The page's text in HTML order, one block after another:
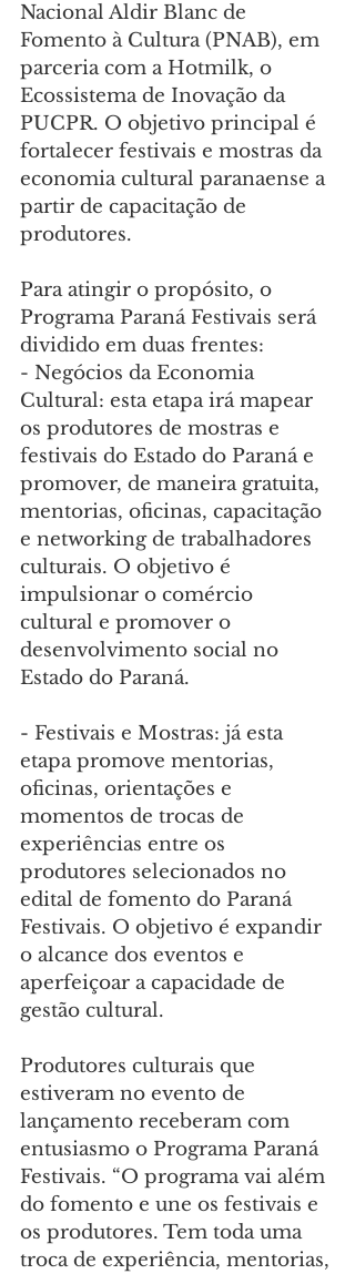
Nacional Aldir Blanc de
Fomento à Cultura (PNAB), em
parceria com a Hotmilk, o
Ecossistema de Inovação da
PUCPR. O objetivo principal é
fortalecer festivais e mostras da
economia cultural paranaense a
partir de capacitação de
produtores.
Para atingir o propósito, o
Programa Paraná Festivais será
dividido em duas frentes:
- Negócios da Economia
Cultural: esta etapa irá mapear
os produtores de mostras e
festivais do Estado do Paraná e
promover, de maneira gratuita,
mentorias, oficinas, capacitação
e networking de trabalhadores
culturais. O objetivo é
impulsionar o comércio
cultural e promover o
desenvolvimento social no
Estado do Paraná.
- Festivais e Mostras: já esta
etapa promove mentorias,
oficinas, orientações e
momentos de trocas de
experiências entre os
produtores selecionados no
edital de fomento do Paraná
Festivais. O objetivo é expandir
o alcance dos eventos e
aperfeiçoar a capacidade de
gestão cultural.
Produtores culturais que
estiveram no evento de
lançamento receberam com
entusiasmo o Programa Paraná
Festivais. “O programa vai além
do fomento e une os festivais e
os produtores. Tem toda uma
troca de experiência, mentorias,